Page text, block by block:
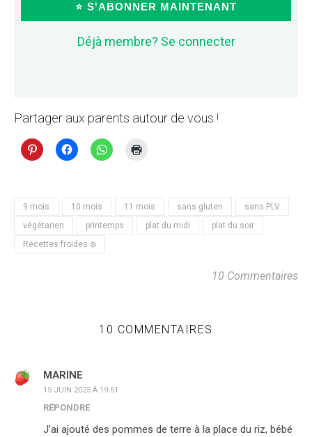
⭐ S'ABONNER MAINTENANT
Déjà membre? Se connecter
Partager aux parents autour de vous !
9 mois 10 mois 11 mois sans gluten
sans PLV
végétarien
printemps plat du midi
plat du soir
Recettes froides ❄️
10 Commentaires
10 COMMENTAIRES
MARINE
15 JUIN 2025 À 19:51
RÉPONDRE
J’ai ajouté des pommes de terre à la place du riz, bébé